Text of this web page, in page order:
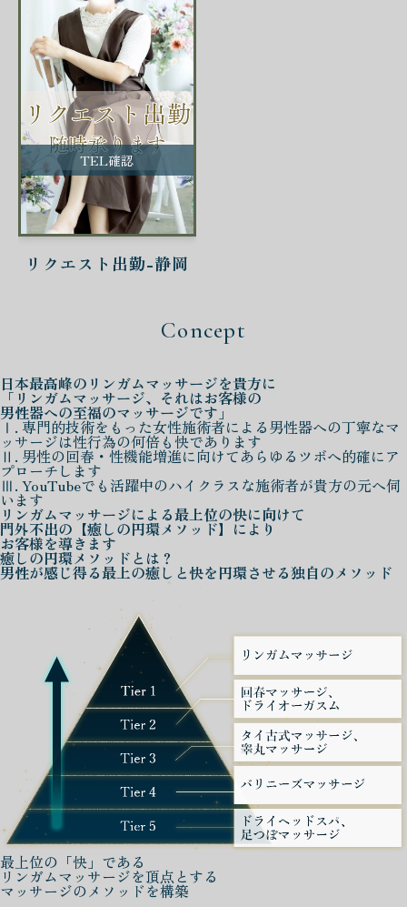
TEL確認
リクエスト出勤-静岡
Concept
日本最高峰の リンガムマッサージを貴方に
「リンガムマッサージ、それはお客様の
男性器への至福のマッサージです」
Ⅰ. 専門的技術をもった女性施術者による男性器への丁寧なマ
ッサージは性行為の何倍も快であります
Ⅱ. 男性の回春・性機能増進に向けてあらゆるツボへ的確にア
プローチします
Ⅲ. YouTubeでも活躍中のハイクラスな施術者が貴方の元へ伺
います
リンガムマッサージによる最上位の快に向けて
門外不出の 【癒しの円環メソッド】 により
お客様を導きます
癒しの円環メソッド とは？
男性が感じ得る最上の癒しと快を円環させる独自のメソッド
最上位の「快」である
リンガムマッサージを頂点とする
マッサージのメソッドを構築